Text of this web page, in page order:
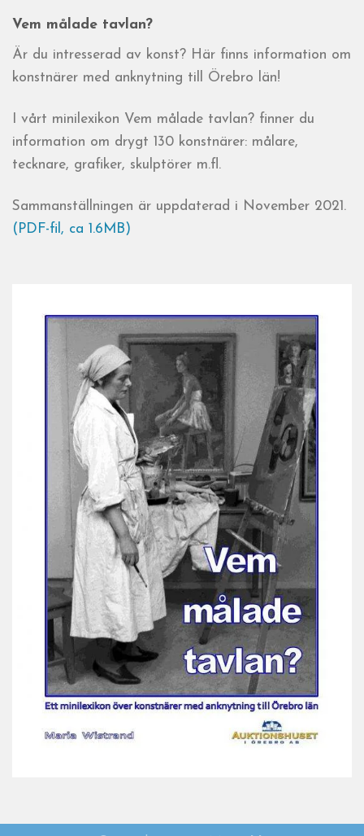
Vem målade tavlan?
Är du intresserad av konst? Här finns information om
konstnärer med anknytning till Örebro län!
I vårt minilexikon Vem målade tavlan? finner du
information om drygt 130 konstnärer: målare,
tecknare, grafiker, skulptörer m.fl.
Sammanställningen är uppdaterad i November 2021.
(PDF-fil, ca 1.6MB)